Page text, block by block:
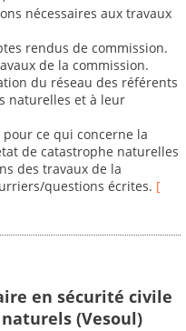
nécessaires aux travaux
rendus de commission.
de la commission.
du réseau des référents
naturelles et à leur
ce qui concerne la
de catastrophe naturelles
des travaux de la
questions écrites. [
en sécurité civile
(Vesoul)